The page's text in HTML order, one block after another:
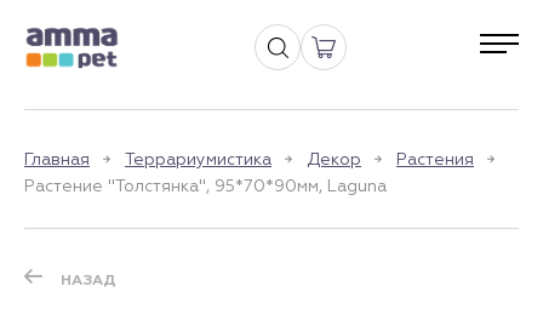
Главная Террариумистика Декор
Растения
Растение "Толстянка", 95*70*90мм, Laguna
НАЗАД